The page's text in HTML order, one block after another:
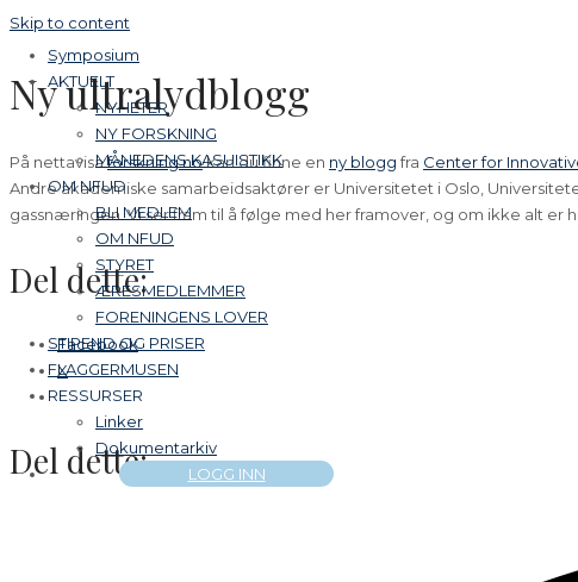
Skip to content
Symposium
AKTUELT
NYHETER
NY FORSKNING
MÅNEDENS KASUISTIKK
OM NFUD
BLI MEDLEM
OM NFUD
STYRET
ÆRESMEDLEMMER
FORENINGENS LOVER
STIPEND OG PRISER
FLAGGERMUSEN
RESSURSER
Linker
Dokumentarkiv
LOGG INN
Ny ultralydblogg
På nettavisaforskning.nokan du finne en ny bloggfra Center for
Andre akademiske samarbeidsaktører er Universitetet i Oslo,
gassnæringen. Vi ser fram til å følge med her framover, og om ikke alt
Del dette:
Facebook
X
Del dette: